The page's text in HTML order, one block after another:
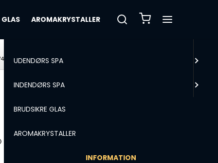
GLAS AROMAKRYSTALLER
Spa Box
UDENDØRS SPA
INDENDØRS SPA
BRUDSIKRE GLAS
AROMAKRYSTALLER
INFORMATION